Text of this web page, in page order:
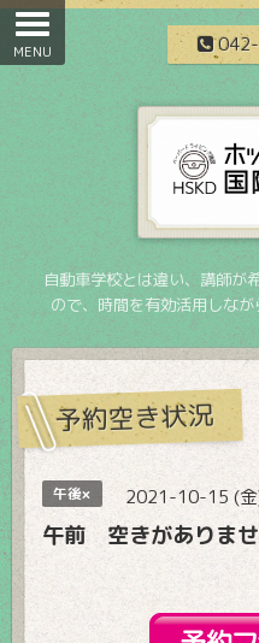
自動車学校とは違い、講師が
ので、時間を有効活用しな
予約空き状況
午後× 2021-10-15 (
午前 空きがありませ